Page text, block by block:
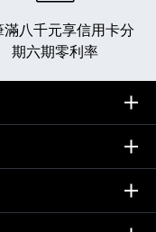
滿八千元享信用卡分
期六期零利率